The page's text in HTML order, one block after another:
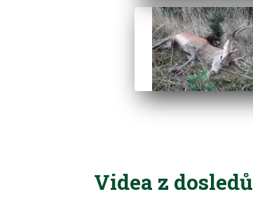
Videa z dosledů